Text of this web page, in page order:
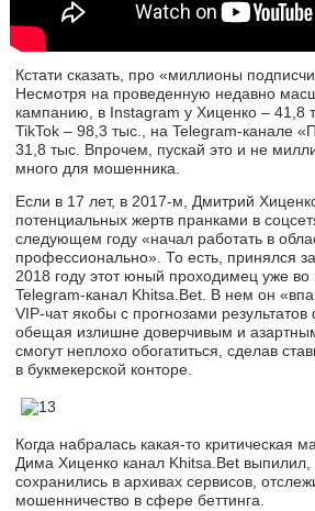
Кстати сказать, про «миллионы
Несмотря на проведенную недавно
кампанию, в Instagram у Хиценко – 41,8
TikTok – 98,3 тыс., на Telegram-канале
31,8 тыс. Впрочем, пускай это и не
много для мошенника.
Если в 17 лет, в 2017-м, Дмитрий
потенциальных жертв пранками в
следующем году «начал работать в
профессионально». То есть, принялся
2018 году этот юный проходимец уже во
Telegram-канал Khitsa.Bet. В нем он
VIP-чат якобы с прогнозами
обещая излишне доверчивым и
смогут неплохо обогатиться, сделав
в букмекерской конторе.
Когда набралась какая-то критическая
Дима Хиценко канал Khitsa.Bet выпилил,
сохранились в архивах сервисов,
мошенничество в сфере беттинга.